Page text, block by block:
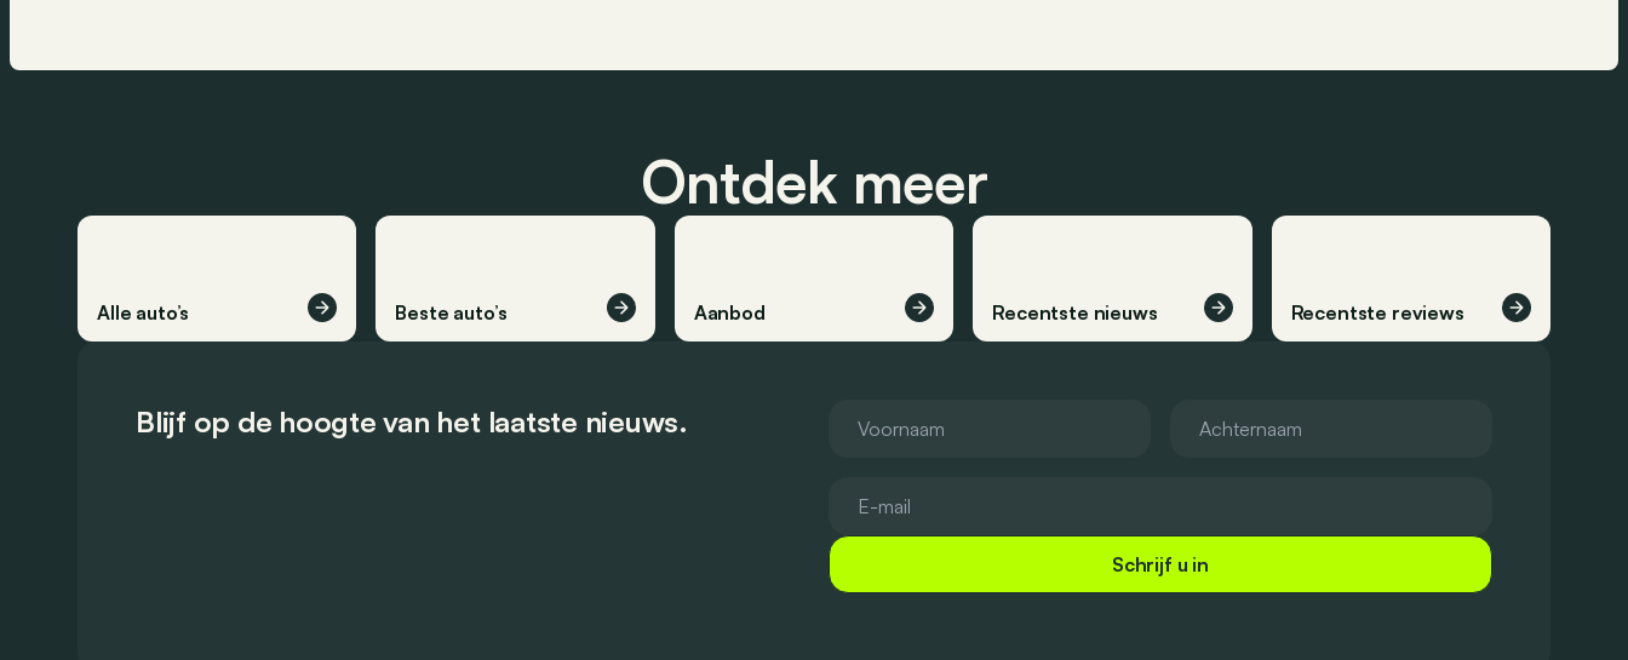
Ontdek meer
Alle auto’s Beste auto’s Aanbod Recentste nieuws Recentste reviews
Blijf op de hoogte van het laatste nieuws.
Schrijf u in